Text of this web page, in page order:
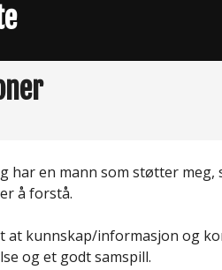
har en mann som støtter meg,
å forstå.
at kunnskap/informasjon og
og et godt samspill.